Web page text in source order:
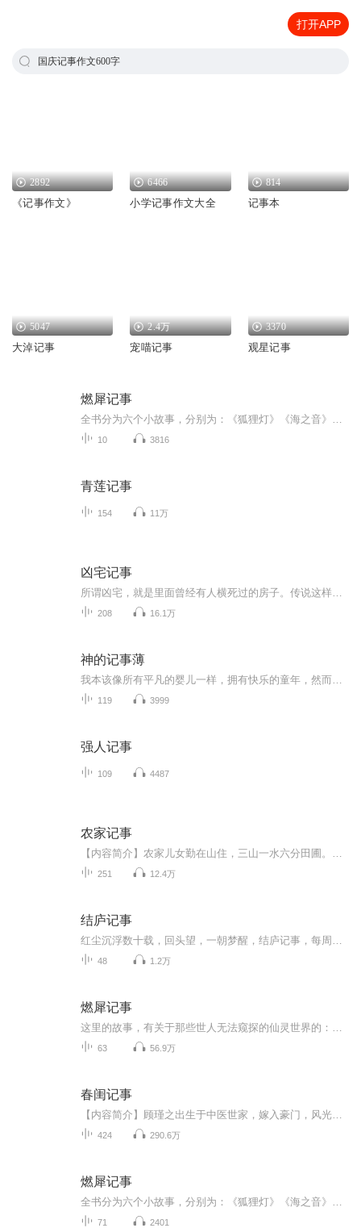
打开APP
国庆记事作文600字
2892
《记事作文》
6466
小学记事作文大全
814
记事本
5047
大淖记事
2.4万
宠喵记事
3370
观星记事
燃犀记事
10 3816
青莲记事
154 11万
凶宅记事
208 16.1万
神的记事薄
119 3999
强人记事
109 4487
农家记事
251 12.4万
结庐记事
48 1.2万
燃犀记事
63 56.9万
春闺记事
424 290.6万
燃犀记事
71 2401